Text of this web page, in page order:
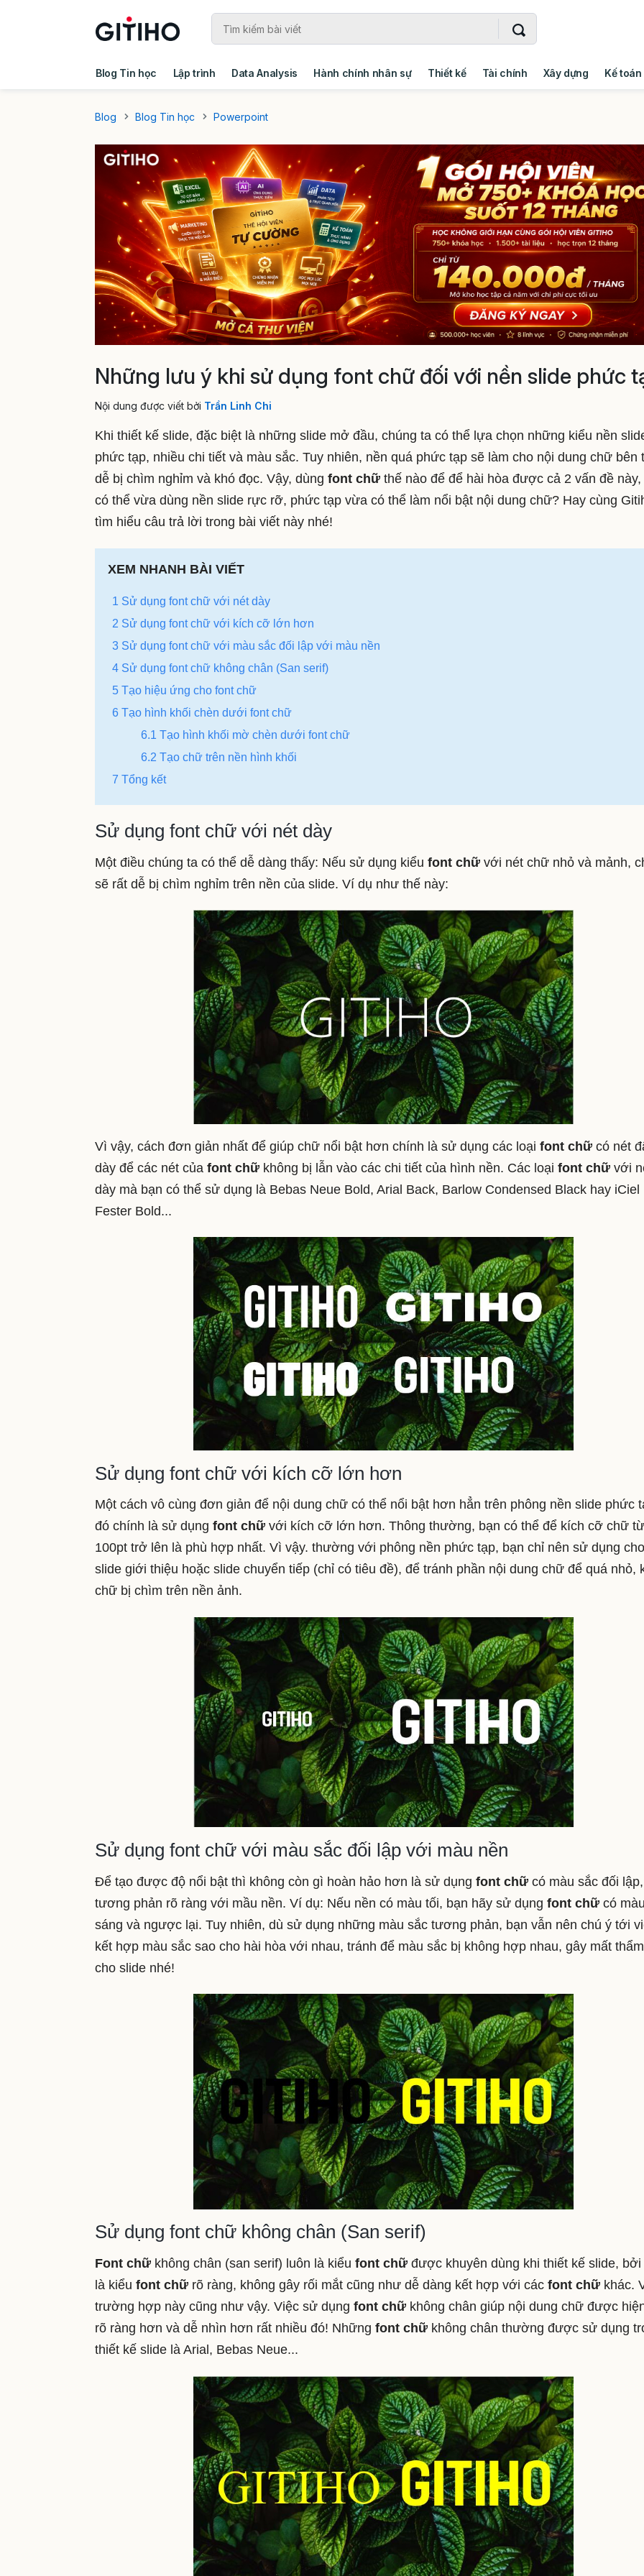
Blog Tin học Lập trình Data Analysis Hành chính nhân sự Thiết kế Tài chính Xây dựng Kế toán
Blog
Blog Tin học Powerpoint
Những lưu ý khi sử dụng font chữ đối với nền slide phức
Nội dung được viết bởi Trần Linh Chi
Khi thiết kế slide, đặc biệt là những slide mở đầu, chúng ta có thể lựa chọn những kiểu nền
phức tạp, nhiều chi tiết và màu sắc. Tuy nhiên, nền quá phức tạp sẽ làm cho nội dung chữ bên
dễ bị chìm nghỉm và khó đọc. Vậy, dùng font chữ thế nào để để hài hòa được cả 2 vấn đề này,
có thể vừa dùng nền slide rực rỡ, phức tạp vừa có thể làm nổi bật nội dung chữ? Hay cùng
tìm hiểu câu trả lời trong bài viết này nhé!
XEM NHANH BÀI VIẾT
1 Sử dụng font chữ với nét dày
2 Sử dụng font chữ với kích cỡ lớn hơn
3 Sử dụng font chữ với màu sắc đối lập với màu nền
4 Sử dụng font chữ không chân (San serif)
5 Tạo hiệu ứng cho font chữ
6 Tạo hình khối chèn dưới font chữ
6.1 Tạo hình khối mờ chèn dưới font chữ
6.2 Tạo chữ trên nền hình khối
7 Tổng kết
Sử dụng font chữ với nét dày
Một điều chúng ta có thể dễ dàng thấy: Nếu sử dụng kiểu font chữ với nét chữ nhỏ và mảnh,
sẽ rất dễ bị chìm nghỉm trên nền của slide. Ví dụ như thế này:
Vì vậy, cách đơn giản nhất để giúp chữ nổi bật hơn chính là sử dụng các loại font chữ có nét
dày để các nét của font chữ không bị lẫn vào các chi tiết của hình nền. Các loại font chữ với
dày mà bạn có thể sử dụng là Bebas Neue Bold, Arial Back, Barlow Condensed Black hay iCiel
Fester Bold...
Sử dụng font chữ với kích cỡ lớn hơn
Một cách vô cùng đơn giản để nội dung chữ có thể nổi bật hơn hẳn trên phông nền slide phức
đó chính là sử dụng font chữ với kích cỡ lớn hơn. Thông thường, bạn có thể để kích cỡ chữ từ
100pt trở lên là phù hợp nhất. Vì vậy. thường với phông nền phức tạp, bạn chỉ nên sử dụng cho
slide giới thiệu hoặc slide chuyển tiếp (chỉ có tiêu đề), để tránh phần nội dung chữ để quá nhỏ,
chữ bị chìm trên nền ảnh.
Sử dụng font chữ với màu sắc đối lập với màu nền
Để tạo được độ nổi bật thì không còn gì hoàn hảo hơn là sử dụng font chữ có màu sắc đối lập,
tương phản rõ ràng với mầu nền. Ví dụ: Nếu nền có màu tối, bạn hãy sử dụng font chữ có
sáng và ngược lại. Tuy nhiên, dù sử dụng những màu sắc tương phản, bạn vẫn nên chú ý tới
kết hợp màu sắc sao cho hài hòa với nhau, tránh để màu sắc bị không hợp nhau, gây mất
cho slide nhé!
Sử dụng font chữ không chân (San serif)
Font chữ không chân (san serif) luôn là kiểu font chữ được khuyên dùng khi thiết kế slide, bởi
là kiểu font chữ rõ ràng, không gây rối mắt cũng như dễ dàng kết hợp với các font chữ khác.
trường hợp này cũng như vậy. Việc sử dụng font chữ không chân giúp nội dung chữ được
rõ ràng hơn và dễ nhìn hơn rất nhiều đó! Những font chữ không chân thường được sử dụng
thiết kế slide là Arial, Bebas Neue...